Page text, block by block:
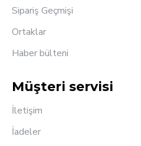
Sipariş Geçmişi
Ortaklar
Haber bülteni
Müşteri servisi
İletişim
İadeler